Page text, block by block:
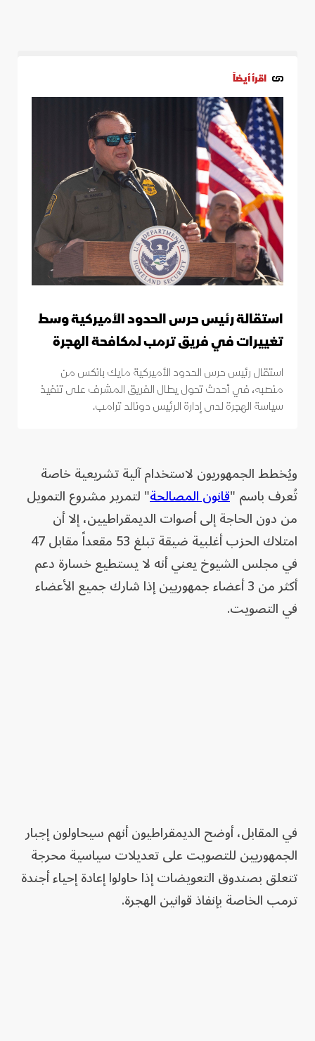
اقرأ أيضاً
استقالة رئيس حرس الحدود الأميركية وسط
تغييرات في فريق ترمب لمكافحة الهجرة
استقال رئيس حرس الحدود الأميركية مايك بانكس من
منصبه، في أحدث تحول يطال الفريق المشرف على تنفيذ
سياسة الهجرة لدى إدارة الرئيس دونالد ترامب.
ويُخطط الجمهوريون لاستخدام آلية تشريعية خاصة
تُعرف باسم "قانون المصالحة" لتمرير مشروع التمويل
من دون الحاجة إلى أصوات الديمقراطيين، إلا أن
امتلاك الحزب أغلبية ضيقة تبلغ 53 مقعداً مقابل 47
في مجلس الشيوخ يعني أنه لا يستطيع خسارة دعم
أكثر من 3 أعضاء جمهوريين إذا شارك جميع الأعضاء
في التصويت.
في المقابل، أوضح الديمقراطيون أنهم سيحاولون إجبار
الجمهوريين للتصويت على تعديلات سياسية محرجة
تتعلق بصندوق التعويضات إذا حاولوا إعادة إحياء أجندة
ترمب الخاصة بإنفاذ قوانين الهجرة.